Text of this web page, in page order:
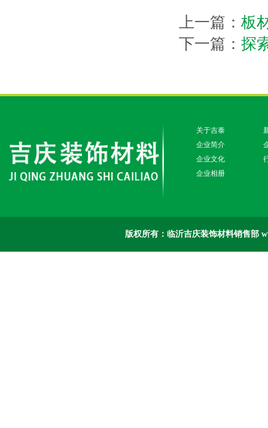
上一篇： 板
下一篇： 探
关于吉泰
企业简介
企业文化
企业相册
版权所有：临沂吉庆装饰材料销售部